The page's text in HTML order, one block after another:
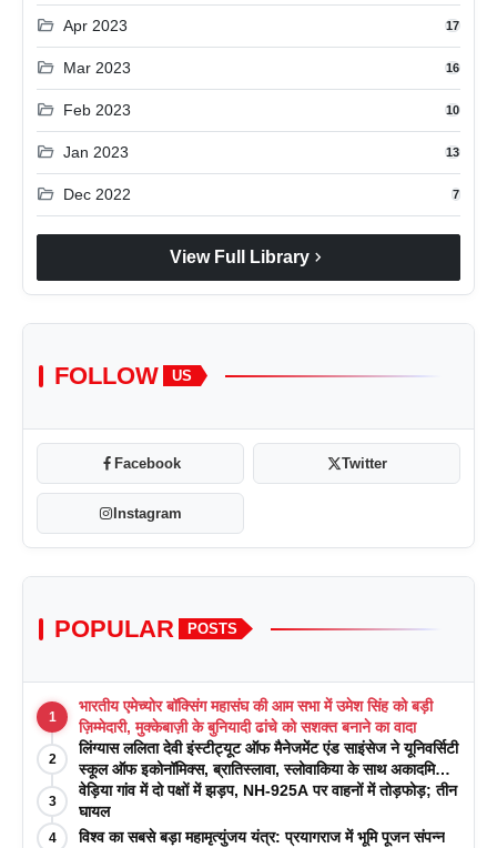
folder_open Apr 2023 17
folder_open Mar 2023 16
folder_open Feb 2023 10
folder_open Jan 2023 13
folder_open Dec 2022 7
View Full Library chevron_right
FOLLOW US
Facebook Twitter
Instagram
POPULAR POSTS
1
भारतीय एमेच्योर बॉक्सिंग महासंघ की आम सभा में उमेश सिंह को बड़ी
ज़िम्मेदारी, मुक्केबाज़ी के बुनियादी ढांचे को सशक्त बनाने का वादा
2
लिंग्यास ललिता देवी इंस्टीट्यूट ऑफ मैनेजमेंट एंड साइंसेज ने यूनिवर्सिटी
स्कूल ऑफ इकोनॉमिक्स, ब्रातिस्लावा, स्लोवाकिया के साथ अकादमिक
पत्रिकाओं में प्रकाशन रणनीतियों पर एक दिवसीय कार्यशाला का
आयोजन किया
3
वेड़िया गांव में दो पक्षों में झड़प, NH-925A पर वाहनों में तोड़फोड़; तीन
घायल
4 विश्व का सबसे बड़ा महामृत्युंजय यंत्र: प्रयागराज में भूमि पूजन संपन्न